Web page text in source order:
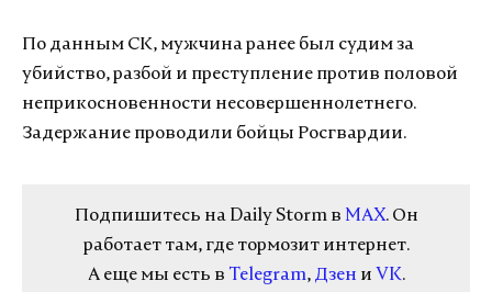
По данным СК, мужчина ранее был судим за
убийство, разбой и преступление против половой
неприкосновенности несовершеннолетнего.
Задержание проводили бойцы Росгвардии.
Подпишитесь на Daily Storm в MAX. Он
работает там, где тормозит интернет.
А еще мы есть в Telegram, Дзен и VK.